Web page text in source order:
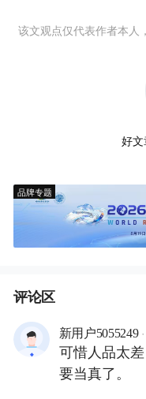
该文观点仅代表作者本人
好
品牌专题
评论区
新用户5055249 ·
可惜人品太
要当真了。